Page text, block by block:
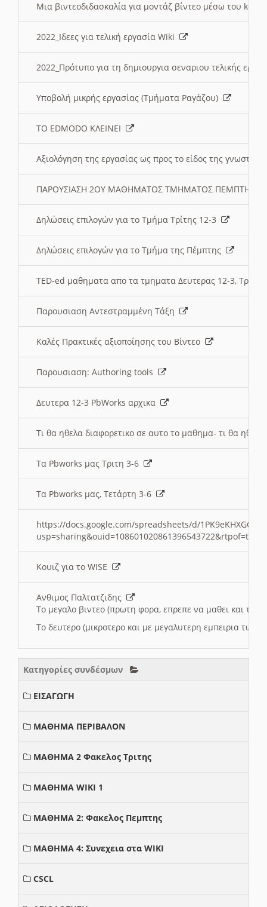
Μια βιντεοδιδασκαλία για μοντάζ βίντεο μέσω του
2022_Ιδεες για τελική εργασία Wiki
2022_Πρότυπο για τη δημιουργια σεναριου τελικής
Υποβολή μικρής εργασίας (Τμήματα Ραγάζου)
ΤΟ EDMODO ΚΛΕΙΝΕΙ
Αξιολόγηση της εργασίας ως προς το είδος της
ΠΑΡΟΥΣΙΑΣΗ 2ΟΥ ΜΑΘΗΜΑΤΟΣ ΤΜΗΜΑΤΟΣ
Δηλώσεις επιλογών για το Τμήμα Τρίτης 12-3
Δηλώσεις επιλογών για το Τμήμα της Πέμπτης
TED-ed μαθηματα απο τα τμηματα Δευτερας 12-3,
Παρουσιαση Αντεστραμμένη Τάξη
Καλές Πρακτικές αξιοποίησης του Βίντεο
Παρουσιαση: Authoring tools
Δευτερα 12-3 PbWorks αρχικα
Τι θα ηθελα διαφορετικο σε αυτο το μαθημα- τι θα
Τα Pbworks μας Τριτη 3-6
Τα Pbworks μας, Τετάρτη 3-6
https://docs.google.com/spreadsheets/d/
Κουιζ για το WISE
Ανθιμος Παλτατζιδης
Το μεγαλο βιντεο (πρωτη φορα, επρεπε να μαθει και το
Το δευτερο (μικροτερο και με μεγαλυτερη εμπειρια
Κατηγορίες συνδέσμων
ΕΙΣΑΓΩΓΗ
ΜΑΘΗΜΑ ΠΕΡΙΒΑΛΟΝ
ΜΑΘΗΜΑ 2 Φακελος Τριτης
ΜΑΘΗΜΑ WIKI 1
ΜΑΘΗΜΑ 2: Φακελος Πεμπτης
ΜΑΘΗΜΑ 4: Συνεχεια στα WIKI
CSCL